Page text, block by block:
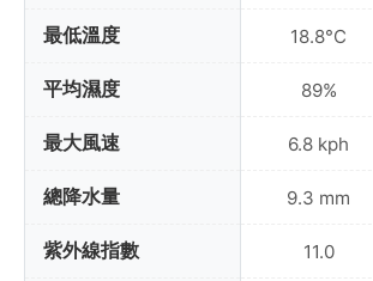
最低溫度
平均濕度
最大風速
總降水量
紫外線指數
18.8°C
89%
6.8 kph
9.3 mm
11.0